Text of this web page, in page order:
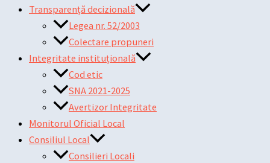
Transparență decizională
Legea nr. 52/2003
Colectare propuneri
Integritate instituțională
Cod etic
SNA 2021-2025
Avertizor Integritate
Monitorul Oficial Local
Consiliul Local
Consilieri Locali